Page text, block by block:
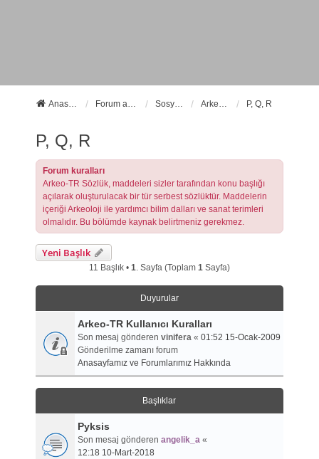
Anasayfa Forum ana sayfa Sosyal Forumlarımız Arkeo-TR Sözlük P, Q, R
P, Q, R
Forum kuralları
Arkeo-TR Sözlük, maddeleri sizler tarafından konu başlığı
açılarak oluşturulacak bir tür serbest sözlüktür. Maddelerin
içeriği Arkeoloji ile yardımcı bilim dalları ve sanat terimleri
olmalıdır. Bu bölümde kaynak belirtmeniz gerekmez.
Yeni Başlık
11 Başlık • 1. Sayfa (Toplam 1Sayfa)
Duyurular
Arkeo-TR Kullanıcı Kuralları
Son mesaj gönderen vinifera« 01:52 15-Ocak-2009
Gönderilme zamanı forum
Anasayfamız ve Forumlarımız Hakkında
Başlıklar
Pyksis
Son mesaj gönderen angelik_a«
12:18 10-Mart-2018